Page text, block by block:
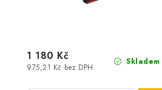
Skladem
975,21 Kč bez DPH
1 180 Kč